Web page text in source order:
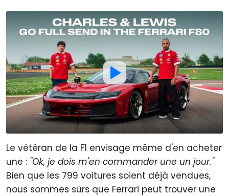
Le vétéran de la F1 envisage même d'en acheter
une : "Ok, je dois m'en commander une un jour."
Bien que les 799 voitures soient déjà vendues,
nous sommes sûrs que Ferrari peut trouver une